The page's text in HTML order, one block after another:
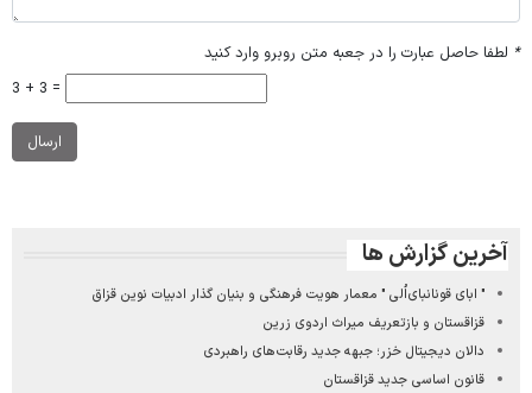
* لطفا حاصل عبارت را در جعبه متن روبرو وارد کنید
3 + 3 =
ارسال
آخرین گزارش ها
" ابای قونانبای‌اُلی " معمار هویت فرهنگی و بنیان‌ گذار ادبیات نوین قزاق
قزاقستان و بازتعریف میراث اردوی زرین
دالان دیجیتال خزر؛ جبهه جدید رقابت‌های راهبردی
قانون اساسی جدید قزاقستان